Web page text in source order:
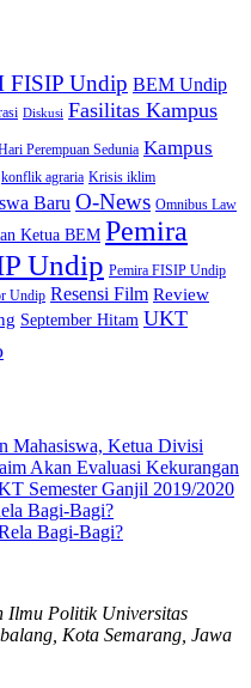
FISIP Undip BEM Undip
Diskusi Fasilitas Kampus
Perempuan Sedunia Kampus
konflik agraria Krisis iklim
Baru O-News Omnibus Law
Ketua BEM Pemira
Undip Pemira FISIP Undip
Undip Resensi Film Review
September Hitam UKT
Mahasiswa, Ketua Divisi
Akan Evaluasi Kekurangan
Semester Ganjil 2019/2020
Bagi-Bagi?
Bagi-Bagi?
Ilmu Politik Universitas
Kota Semarang, Jawa